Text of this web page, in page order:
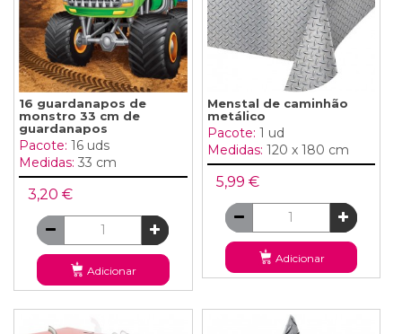
16 guardanapos de
monstro 33 cm de
guardanapos
Pacote: 16 uds
Medidas: 33 cm
3,20 €
Adicionar
Menstal de caminhão
metálico
Pacote: 1 ud
Medidas: 120 x 180 cm
5,99 €
Adicionar